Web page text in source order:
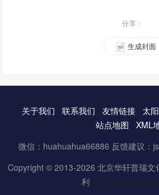
分享：
生成封面
关于我们 联系我们 友情链接 太
站点地图
XML
微信：huahuahua66886 反馈建议：
Copyright © 2013-2026 北京华轩普瑞文
利 京ICP备